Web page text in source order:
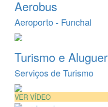
Aerobus
Aeroporto - Funchal
Turismo e Aluguer
Serviços de Turismo
VER VÍDEO